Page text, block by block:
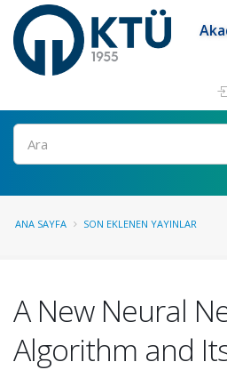
Ara
ANA SAYFA SON EKLENEN YAYINLAR
A New Neural
Algorithm and